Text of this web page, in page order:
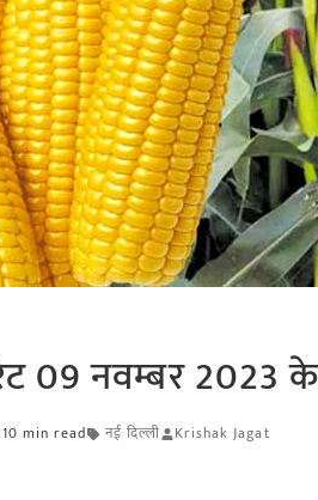
09 नवम्बर 2023
10 min read नई दिल्ली Krishak Jagat